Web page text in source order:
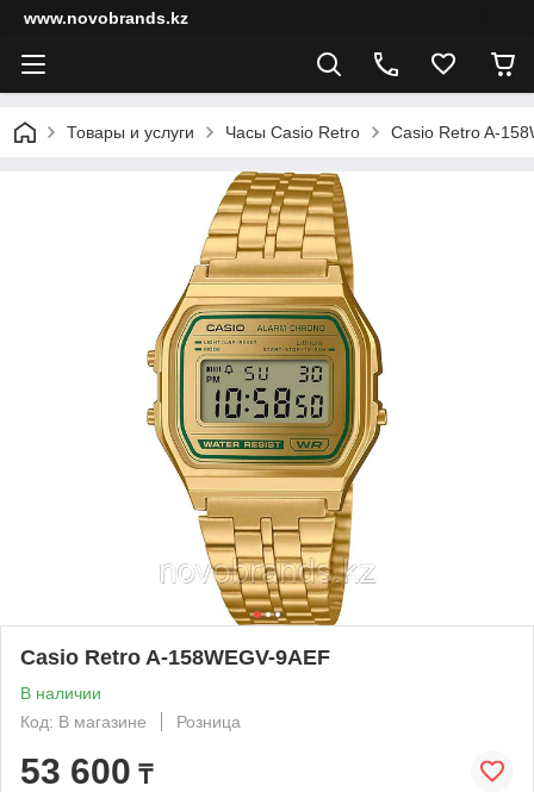
www.novobrands.kz
Товары и услуги Часы Casio Retro Casio Retro A-
Casio Retro A-158WEGV-9AEF
В наличии
Код: В магазине
Розница
53 600 ₸